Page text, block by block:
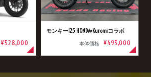
¥528,000
モンキー125 HONDA×Kuromiコラボ
本体価格 ¥493,000